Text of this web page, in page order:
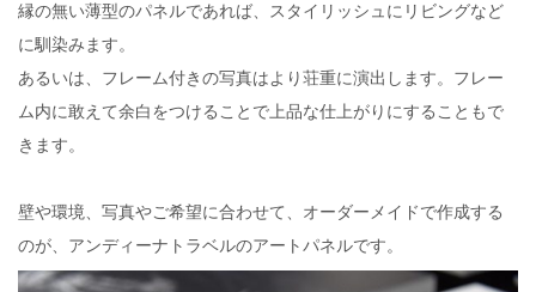
縁の無い薄型のパネルであれば、スタイリッシュにリビングなど
に馴染みます。
あるいは、フレーム付きの写真はより荘重に演出します。フレー
ム内に敢えて余白をつけることで上品な仕上がりにすることもで
きます。
壁や環境、写真やご希望に合わせて、オーダーメイドで作成する
のが、アンディーナトラベルのアートパネルです。